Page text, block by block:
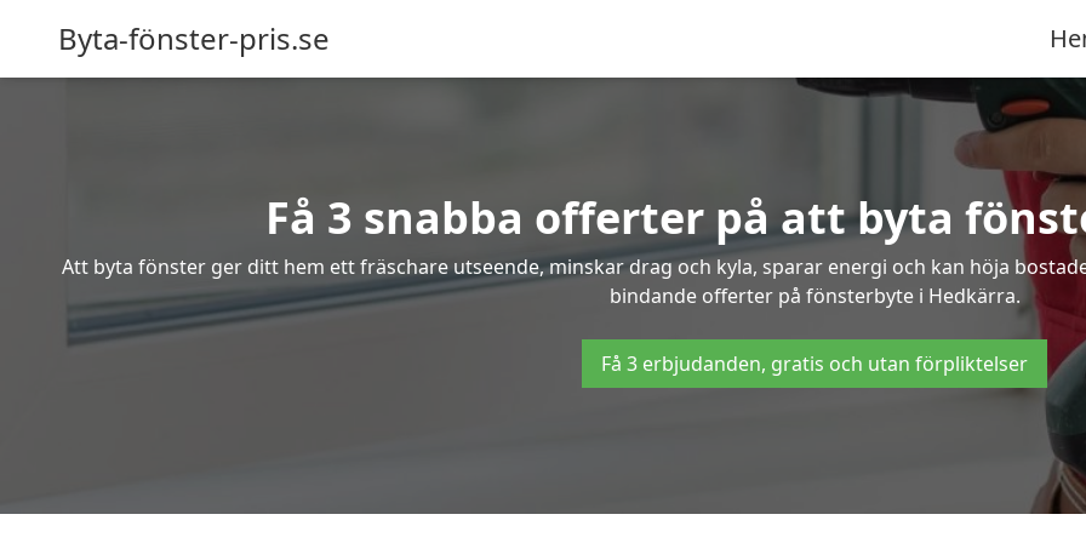
Byta-fönster-pris.se
Få 3 snabba offerter på att byta
Att byta fönster ger ditt hem ett fräschare utseende, minskar drag och kyla, sparar energi och kan höja
bindande offerter på fönsterbyte i Hedkärra.
Få 3 erbjudanden, gratis och utan förpliktelser